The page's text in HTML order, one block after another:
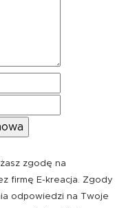
zgodę na
firmę E-kreacja. Zgody
odpowiedzi na Twoje